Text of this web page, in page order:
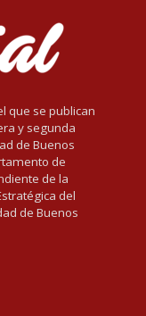
que se publican
y segunda
de Buenos
de
de la
del
de Buenos